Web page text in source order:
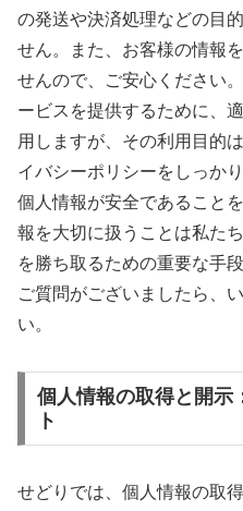
の発送や決済処理などの目
せん。また、お客様の情報
せんので、ご安心ください
ービスを提供するために、
用しますが、その利用目的
イバシーポリシーをしっか
個人情報が安全であること
報を大切に扱うことは私た
を勝ち取るための重要な手
ご質問がございましたら、
い。
個人情報の取得と開示
ト
せどりでは、個人情報の取